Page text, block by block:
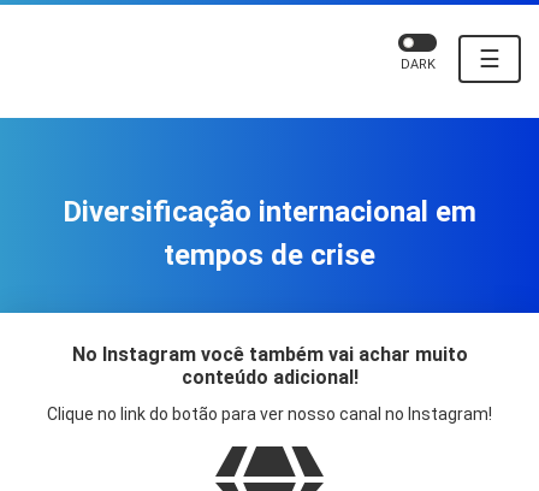
☰
DARK
Diversificação internacional em
tempos de crise
No Instagram você também vai achar muito
conteúdo adicional!
Clique no link do botão para ver nosso canal no Instagram!